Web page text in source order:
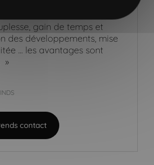
gain de temps et
des développements, mise
... les avantages sont
»
contact